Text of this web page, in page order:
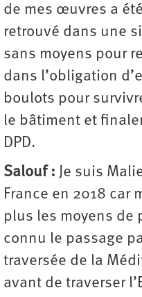
de mes œuvres a
retrouvé dans une
sans moyens pour
dans l’obligation
boulots pour
le bâtiment et
DPD.
Salouf : Je suis
France en 2018 car
plus les moyens de
connu le passage
traversée de la
avant de traverser